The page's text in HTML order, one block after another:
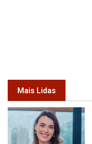
Mais Lidas